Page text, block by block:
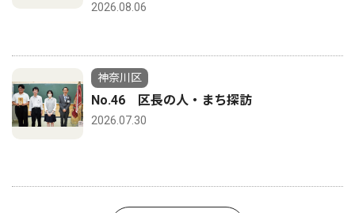
2026.08.06
神奈川区
No.46 区長の人・まち探訪
2026.07.30